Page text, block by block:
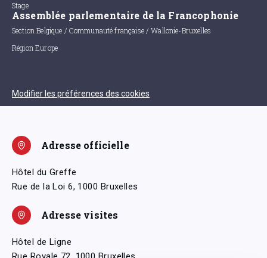
Stage
Assemblée parlementaire de la Francophonie
Section Belgique / Communauté française / Wallonie-Bruxelles
Région Europe
Modifier les préférences des cookies
Adresse officielle
Hôtel du Greffe
Rue de la Loi 6, 1000 Bruxelles
Adresse visites
Hôtel de Ligne